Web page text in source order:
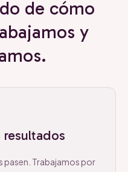
de cómo
y
pasen. Trabajamos por